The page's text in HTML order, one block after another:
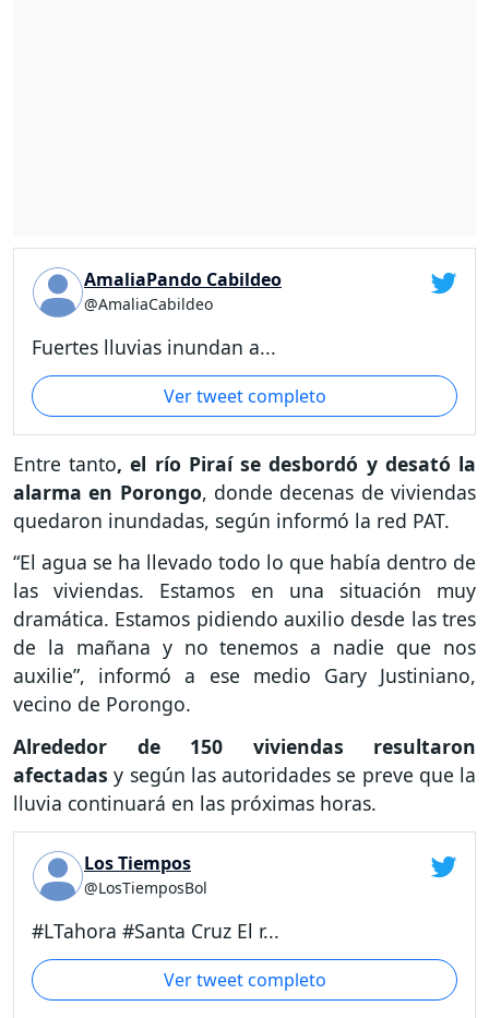
AmaliaPando Cabildeo
@AmaliaCabildeo
Fuertes lluvias inundan a...
Ver tweet completo
Entre tanto, el río Piraí se desbordó y desató la
alarma en Porongo, donde decenas de viviendas
quedaron inundadas, según informó la red PAT.
“El agua se ha llevado todo lo que había dentro de
las viviendas. Estamos en una situación muy
dramática. Estamos pidiendo auxilio desde las tres
de la mañana y no tenemos a nadie que nos
auxilie”, informó a ese medio Gary Justiniano,
vecino de Porongo.
Alrededor de 150 viviendas resultaron
afectadas y según las autoridades se preve que la
lluvia continuará en las próximas horas.
Los Tiempos
@LosTiemposBol
#LTahora #Santa Cruz El r...
Ver tweet completo